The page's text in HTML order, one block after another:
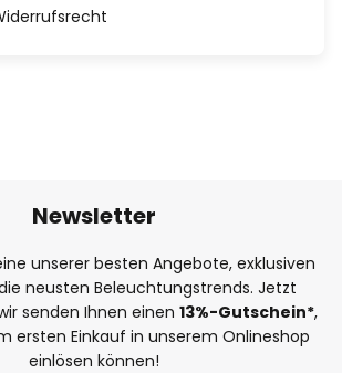
Newsletter
unserer besten Angebote, exklusiven
neusten Beleuchtungstrends. Jetzt
senden Ihnen einen 13%-Gutschein*,
ersten Einkauf in unserem Onlineshop
einlösen können!